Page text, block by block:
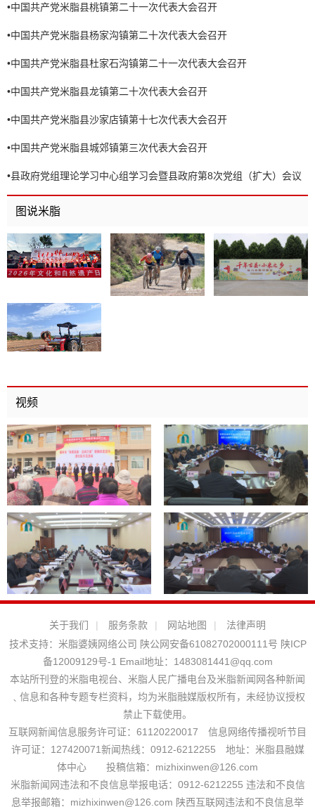
•中国共产党米脂县桃镇第二十一次代表大会召开
•中国共产党米脂县杨家沟镇第二十次代表大会召开
•中国共产党米脂县杜家石沟镇第二十一次代表大会召开
•中国共产党米脂县龙镇第二十次代表大会召开
•中国共产党米脂县沙家店镇第十七次代表大会召开
•中国共产党米脂县城郊镇第三次代表大会召开
•县政府党组理论学习中心组学习会暨县政府第8次党组（扩大）会议
召开
图说米脂
视频
关于我们 | 服务条款 | 网站地图 |
法律声明
技术支持： 米脂婆姨网络公司 陕公网安备61082702000111号 陕ICP
备12009129号-1 Email地址： 1483081441@qq.com
本站所刊登的米脂电视台、米脂人民广播电台及米脂新闻网各种新闻
﹑信息和各种专题专栏资料，均为米脂融媒版权所有，未经协议授权
禁止下载使用。
互联网新闻信息服务许可证：61120220017 信息网络传播视听节目
许可证：127420071新闻热线：0912-6212255 地址：米脂县融媒
体中心 投稿信箱：mizhixinwen@126.com
米脂新闻网违法和不良信息举报电话：0912-6212255 违法和不良信
息举报邮箱：mizhixinwen@126.com 陕西互联网违法和不良信息举